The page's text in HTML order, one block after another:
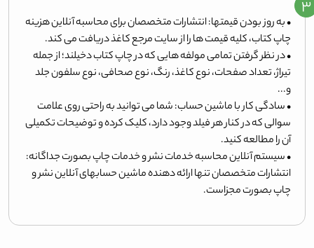
• به روز بودن قیمتها: انتشارات متخصصان برای محاسبه آنلاین هزینه
چاپ کتاب، کلیه قیمت ها را از سایت مرجع کاغذ دریافت می کند.
• در نظر گرفتن تمامی مولفه هایی که در چاپ کتاب دخیلند؛ از جمله
تیراژ، تعداد صفحات، نوع کاغذ، رنگ، نوع صحافی، نوع سلفون جلد
و...
• سادگی کار با ماشین حساب: شما می توانید به راحتی روی علامت
سوالی که در کنار هر فیلد وجود دارد، کلیک کرده و توضیحات تکمیلی
آن را مطالعه کنید.
• سیستم آنلاین محاسبه خدمات نشر و خدمات چاپ بصورت جداگانه:
انتشارات متخصصان تنها ارائه دهنده ماشین حسابهای آنلاین نشر و
چاپ بصورت مجزاست.
۳